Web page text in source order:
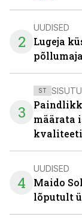
2
UUDISED
Lugeja
3
ST
määrata
kvaliteeti
4
UUDISED
Maido
lõputult